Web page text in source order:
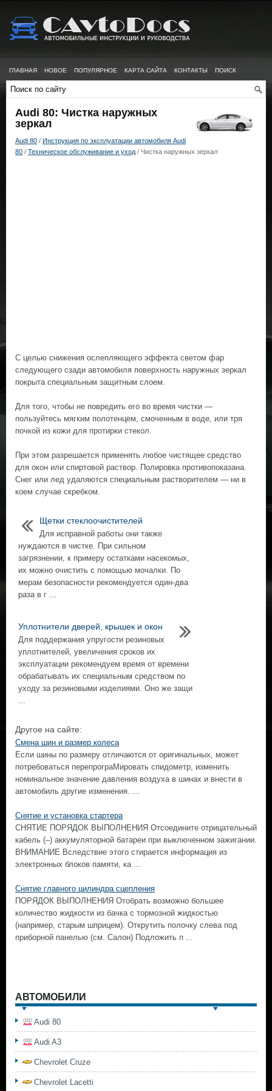
ГЛАВНАЯ НОВОЕ ПОПУЛЯРНОЕ КАРТА САЙТА КОНТАКТЫ ПОИСК
Audi 80: Чистка наружных
зеркал
Audi 80 / Инструкция по эксплуатации автомобиля Audi
80 / Техническое обслуживание и уход / Чистка наружных зеркал
С целью снижения ослепляющего эффекта светом фар
следующего сзади автомобиля поверхность наружных зеркал
покрыта специальным защитным слоем.
Для того, чтобы не повредить его во время чистки —
пользуйтесь мягким полотенцем, смоченным в воде, или тря
почкой из кожи для протирки стекол.
При этом разрешается применять любое чистящее средство
для окон или спиртовой раствор. Полировка противопоказана.
Снег или лед удаляются специальным растворителем — ни в
коем случае скребком.
Щетки стеклоочистителей
Для исправной работы они также
нуждаются в чистке. При сильном
загрязнении, к примеру остатками насекомых,
их можно очистить с помощью мочалки. По
мерам безопасности рекомендуется один-два
раза в г ...
Уплотнители дверей, крышек и окон
Для поддержания упругости резиновых
уплотнителей, увеличения сроков их
эксплуатации рекомендуем время от времени
обрабатывать их специальным средством по
уходу за резиновыми изделиями. Оно же защи
...
Другое на сайте:
Смена шин и размер колеса
Если шины по размеру отличаются от оригинальных, может
потребоваться перепрограМировать спидометр, изменить
номинальное значение давления воздуха в шинах и внести в
автомобиль другие изменения. ...
Снятие и установка стартера
СНЯТИЕ ПОРЯДОК ВЫПОЛНЕНИЯ Отсоедините отрицательный
кабель (–) аккумуляторной батареи при выключенном зажигании.
ВНИМАНИЕ Вследствие этого стирается информация из
электронных блоков памяти, ка ...
Снятие главного цилиндра сцепления
ПОРЯДОК ВЫПОЛНЕНИЯ Отобрать возможно большее
количество жидкости из бачка с тормозной жидкостью
(например, старым шприцем). Открутить полочку слева под
приборной панелью (см. Салон) Подложить п ...
АВТОМОБИЛИ
Audi 80
Audi A3
Chevrolet Cruze
Chevrolet Lacetti